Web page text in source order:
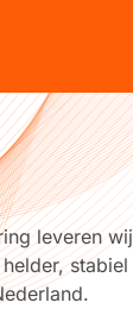
leveren wij
stabiel